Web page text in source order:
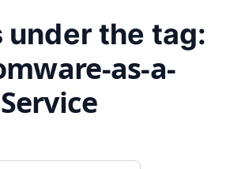
the tag:
as-a-
Service